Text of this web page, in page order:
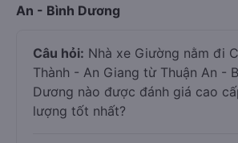
An - Bình Dương
Câu hỏi: Nhà xe Giường nằm đi
Thành - An Giang từ Thuận An -
Dương nào được đánh giá cao
lượng tốt nhất?